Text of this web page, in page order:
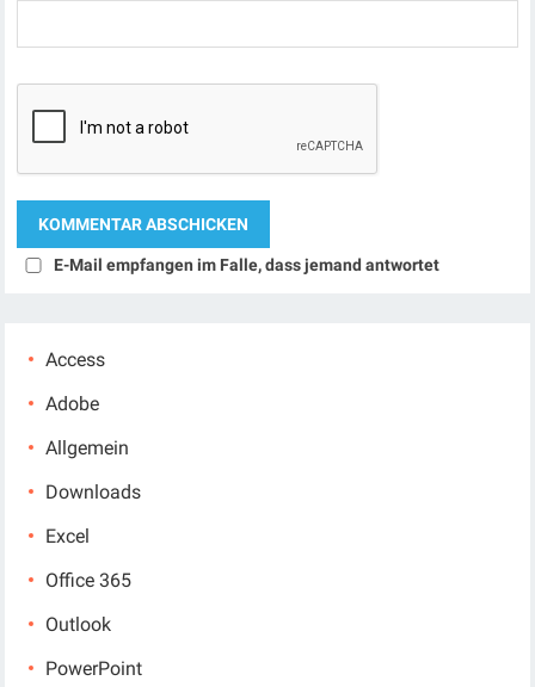
E-Mail empfangen im Falle, dass jemand antwortet
Access
Adobe
Allgemein
Downloads
Excel
Office 365
Outlook
PowerPoint